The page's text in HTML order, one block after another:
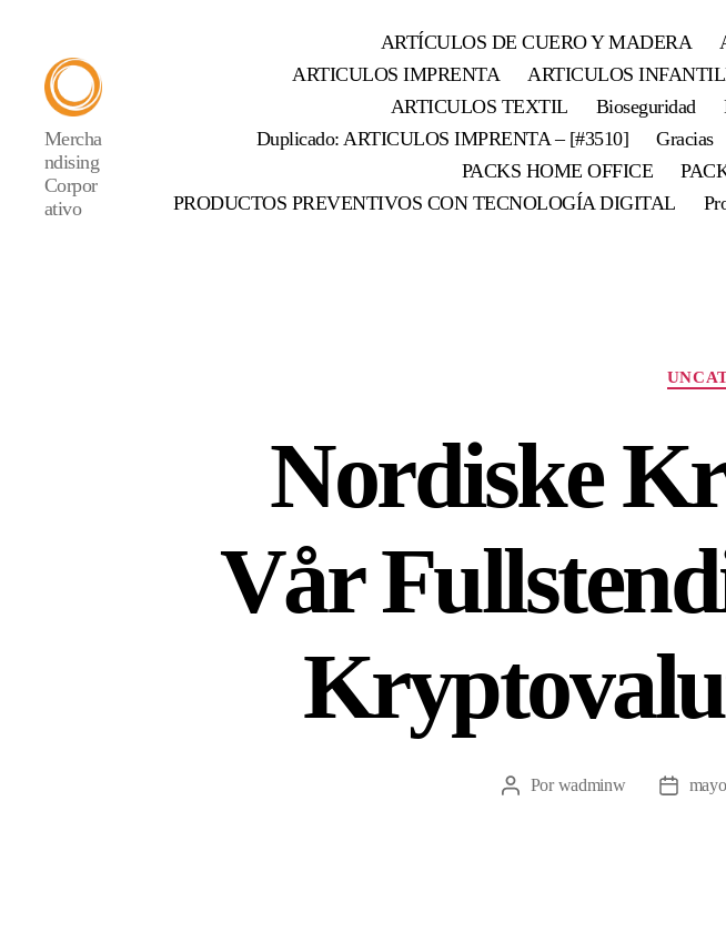
Mercha
ndising
Corpor
ativo
ARTÍCULOS DE CUERO Y MADERA
ARTICULOS IMPRENTA
ARTICULOS
ARTICULOS TEXTIL
Bioseguridad
Duplicado: ARTICULOS IMPRENTA – [#3510]
Gracias
PACKS HOME OFFICE
PRODUCTOS PREVENTIVOS CON TECNOLOGÍA DIGITAL
Nordiske
Vår
Porwadminw